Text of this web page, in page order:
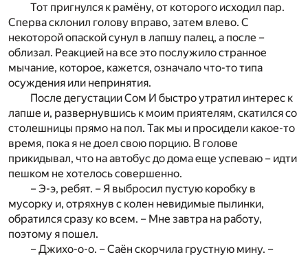
Тот пригнулся к рамёну, от которого исходил пар.
Сперва склонил голову вправо, затем влево. С
некоторой опаской сунул в лапшу палец, а после –
облизал. Реакцией на все это послужило странное
мычание, которое, кажется, означало что-то типа
осуждения или непринятия.
После дегустации Сом И быстро утратил интерес к
лапше и, развернувшись к моим приятелям, скатился со
столешницы прямо на пол. Так мы и просидели какое-то
время, пока я не доел свою порцию. В голове
прикидывал, что на автобус до дома еще успеваю – идти
пешком не хотелось совершенно.
– Э-э, ребят. – Я выбросил пустую коробку в
мусорку и, отряхнув с колен невидимые пылинки,
обратился сразу ко всем. – Мне завтра на работу,
поэтому я пошел.
– Джихо-о-о. – Саён скорчила грустную мину. –